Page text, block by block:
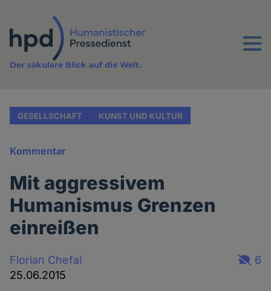
Inhalt
Menu
Der säkulare Blick auf die Welt.
GESELLSCHAFT KUNST UND KULTUR
Kommentar
Mit aggressivem
Humanismus Grenzen
einreißen
Florian Chefai
25.06.2015
6